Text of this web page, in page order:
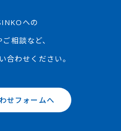
への
相談など、
合わせください。
せフォームへ